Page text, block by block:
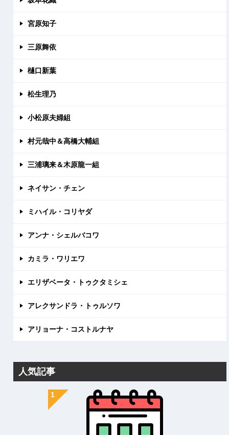
宮原知子
三原舞依
樋口新葉
松生理乃
小松原夫婦組
村元哉中＆高橋大輔組
三浦璃来＆木原龍一組
ネイサン・チェン
ミハイル・コリヤダ
アンナ・シェルバコワ
カミラ・ワリエワ
エリザベータ・トゥクタミシェ
アレクサンドラ・トゥルソワ
アリョーナ・コストルナヤ
人気記事